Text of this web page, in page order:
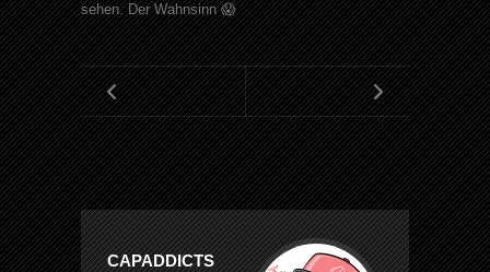
sehen. Der Wahnsinn 😱
CAPADDICTS